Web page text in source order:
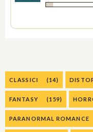
CLASSICI (14)
FANTASY (159)
PARANORMAL ROMANCE